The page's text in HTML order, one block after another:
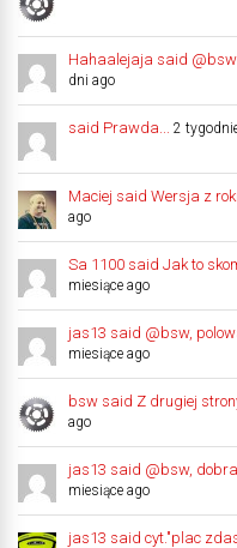
Hahaalejaja said @bsw
dni ago
said Prawda... 2
Maciej said Wersja z
ago
Sa 1100 said Jak to
miesiące ago
jas13 said @bsw,
miesiące ago
bsw said Z drugiej
ago
jas13 said @bsw,
miesiące ago
jas13 said cyt."plac